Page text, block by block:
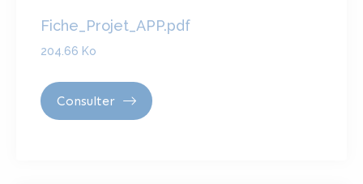
Fiche_Projet_APP.pdf
204.66 Ko
Consulter